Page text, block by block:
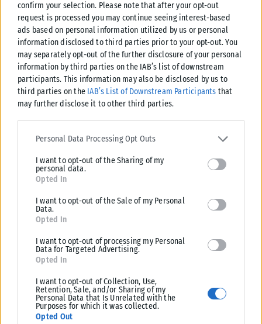
confirm your selection. Please note that after your opt-out
request is processed you may continue seeing interest-based
ads based on personal information utilized by us or personal
information disclosed to third parties prior to your opt-out. You
may separately opt-out of the further disclosure of your personal
information by third parties on the IAB’s list of downstream
participants. This information may also be disclosed by us to
third parties on the IAB’s List of Downstream Participants that
may further disclose it to other third parties.
Please note that this website/app uses one or more Google
services and may gather and store information including but not
deny consent to Google and its third-party tags to use your data
for below specified purposes in below Google consent section.
Personal Data Processing Opt Outs
I want to opt-out of the Sharing of my
personal data.
Opted In
I want to opt-out of the Sale of my Personal
Data.
Opted In
I want to opt-out of processing my Personal
Data for Targeted Advertising.
Opted In
I want to opt-out of Collection, Use,
Retention, Sale, and/or Sharing of my
Personal Data that Is Unrelated with the
Purposes for which it was collected.
Opted Out
Τραμ συγκρούστηκαν στη Γερμανία: Πάνω από 25 τραυματίες,
οι 3 σοβαρά
Συναγερμός έχει σημάνει στη Γερμανία μετά από σοβαρό τροχαίο που
σημειώθηκε στο Γκελζενκίρχεν, όταν δύο τραμ συγκρούστηκαν
μετωπικά με αποτέλεσμα...
ΑΝΑΡΤΉΘΗΚΕ ΑΠΌ